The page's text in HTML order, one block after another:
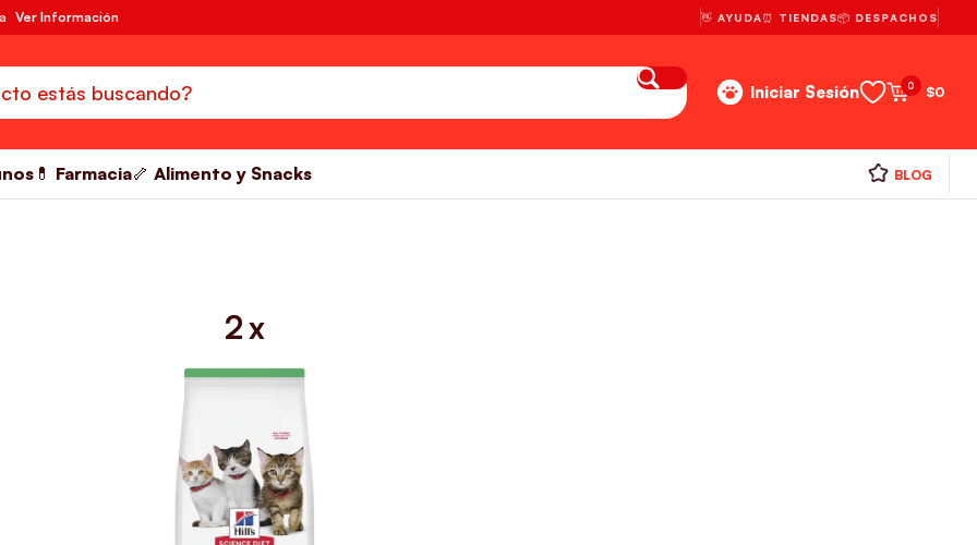
Ver Información 👋 AYUDA⏰ TIENDAS📦 DESPACHOS
Iniciar Sesión 0 $0
💊 Farmacia🦴 Alimento y Snacks BLOG
2 x